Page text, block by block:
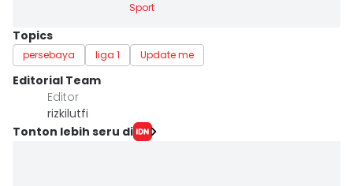
Sport
Topics
persebaya liga 1 Update me
Editorial Team
Editor
rizkilutfi
Tonton lebih seru di